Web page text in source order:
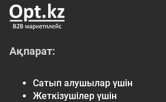
Ақпарат:
Сатып алушылар үшін
Жеткізушілер үшін